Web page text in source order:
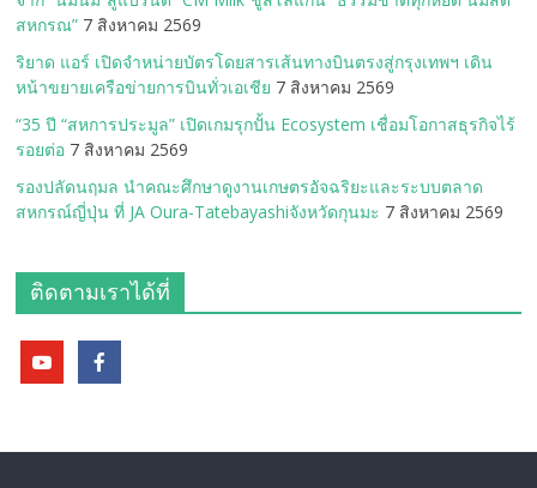
สหกรณ” 7 สิงหาคม 2569
ริยาด แอร์ เปิดจำหน่ายบัตรโดยสารเส้นทางบินตรงสู่กรุงเทพฯ เดิน
หน้าขยายเครือข่ายการบินทั่วเอเชีย 7 สิงหาคม 2569
“35 ปี “สหการประมูล” เปิดเกมรุกปั้น Ecosystem เชื่อมโอกาสธุรกิจไร้
รอยต่อ 7 สิงหาคม 2569
รองปลัดนฤมล นำคณะศึกษาดูงานเกษตรอัจฉริยะและระบบตลาด
สหกรณ์ญี่ปุ่น ที่ JA Oura-Tatebayashiจังหวัดกุนมะ 7 สิงหาคม 2569
ติดตามเราได้ที่